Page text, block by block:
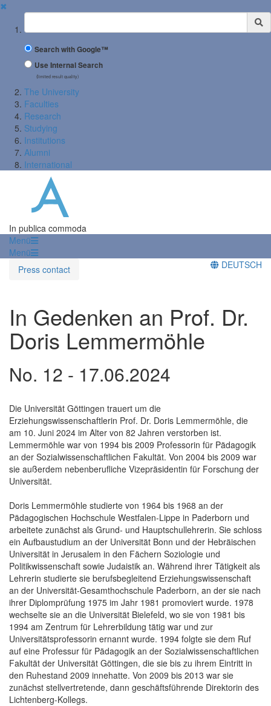
✖
Suchbegriff
Search with Google™
Use Internal Search
(limited result quality)
The University
Faculties
Research
Studying
Institutions
Alumni
International
In publica commoda
Menü
Menü
Press contact
DEUTSCH
In Gedenken an Prof. Dr.
Doris Lemmermöhle
No. 12 - 17.06.2024
Die Universität Göttingen trauert um die
Erziehungswissenschaftlerin Prof. Dr. Doris Lemmermöhle, die
am 10. Juni 2024 im Alter von 82 Jahren verstorben ist.
Lemmermöhle war von 1994 bis 2009 Professorin für Pädagogik
an der Sozialwissenschaftlichen Fakultät. Von 2004 bis 2009 war
sie außerdem nebenberufliche Vizepräsidentin für Forschung der
Universität.
Doris Lemmermöhle studierte von 1964 bis 1968 an der
Pädagogischen Hochschule Westfalen-Lippe in Paderborn und
arbeitete zunächst als Grund- und Hauptschullehrerin. Sie schloss
ein Aufbaustudium an der Universität Bonn und der Hebräischen
Universität in Jerusalem in den Fächern Soziologie und
Politikwissenschaft sowie Judaistik an. Während ihrer Tätigkeit als
Lehrerin studierte sie berufsbegleitend Erziehungswissenschaft
an der Universität-Gesamthochschule Paderborn, an der sie nach
ihrer Diplomprüfung 1975 im Jahr 1981 promoviert wurde. 1978
wechselte sie an die Universität Bielefeld, wo sie von 1981 bis
1994 am Zentrum für Lehrerbildung tätig war und zur
Universitätsprofessorin ernannt wurde. 1994 folgte sie dem Ruf
auf eine Professur für Pädagogik an der Sozialwissenschaftlichen
Fakultät der Universität Göttingen, die sie bis zu ihrem Eintritt in
den Ruhestand 2009 innehatte. Von 2009 bis 2013 war sie
zunächst stellvertretende, dann geschäftsführende Direktorin des
Lichtenberg-Kollegs.